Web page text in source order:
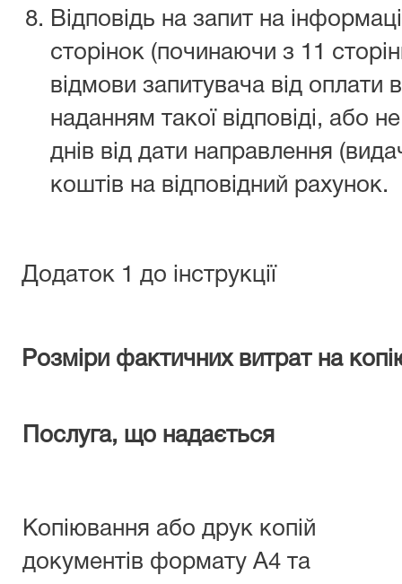
Відповідь на запит на
сторінок (починаючи з 11
відмови запитувача від оплати
наданням такої відповіді, або
днів від дати направлення
коштів на відповідний рахунок.
Додаток 1 до інструкції
Розміри фактичних витрат на
Послуга, що надається
Копіювання або друк копій
документів формату А4 та